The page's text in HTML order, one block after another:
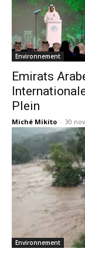
Environnement
Emirats
Plein
Miché Mikito - 30
Environnement